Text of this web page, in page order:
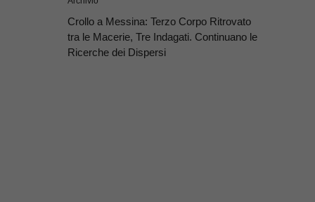
Crollo a Messina: Terzo Corpo Ritrovato
tra le Macerie, Tre Indagati. Continuano le
Ricerche dei Dispersi